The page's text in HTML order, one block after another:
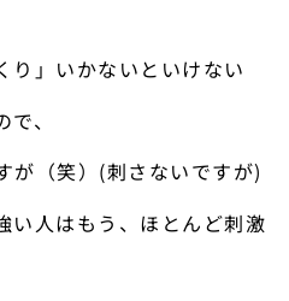
り」いかないといけない
、
が（笑）(刺さないですが)
い人はもう、ほとんど刺激